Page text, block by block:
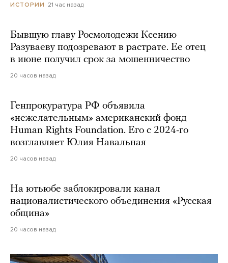
ИСТОРИИ 21 час назад
Бывшую главу Росмолодежи Ксению
Разуваеву подозревают в растрате. Ее отец
в июне получил срок за мошенничество
20 часов назад
Генпрокуратура РФ объявила
«нежелательным» американский фонд
Human Rights Foundation. Его с 2024-го
возглавляет Юлия Навальная
20 часов назад
На ютьюбе заблокировали канал
националистического объединения «Русская
община»
20 часов назад